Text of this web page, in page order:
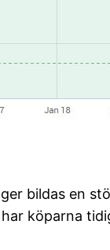
bildas en
köparna